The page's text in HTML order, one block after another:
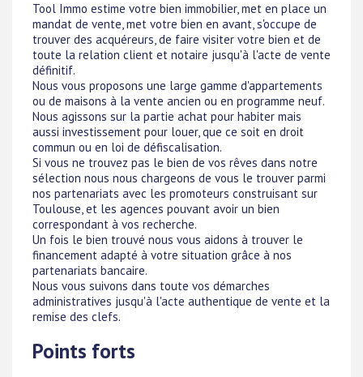
Tool Immo estime votre bien immobilier, met en place un
mandat de vente, met votre bien en avant, s'occupe de
trouver des acquéreurs, de faire visiter votre bien et de
toute la relation client et notaire jusqu'à l'acte de vente
définitif.
Nous vous proposons une large gamme d'appartements
ou de maisons à la vente ancien ou en programme neuf.
Nous agissons sur la partie achat pour habiter mais
aussi investissement pour louer, que ce soit en droit
commun ou en loi de défiscalisation.
Si vous ne trouvez pas le bien de vos rêves dans notre
sélection nous nous chargeons de vous le trouver parmi
nos partenariats avec les promoteurs construisant sur
Toulouse, et les agences pouvant avoir un bien
correspondant à vos recherche.
Un fois le bien trouvé nous vous aidons à trouver le
financement adapté à votre situation grâce à nos
partenariats bancaire.
Nous vous suivons dans toute vos démarches
administratives jusqu'à l'acte authentique de vente et la
remise des clefs.
Points forts